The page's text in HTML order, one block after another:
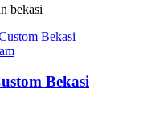
Bekasi
Bekasi